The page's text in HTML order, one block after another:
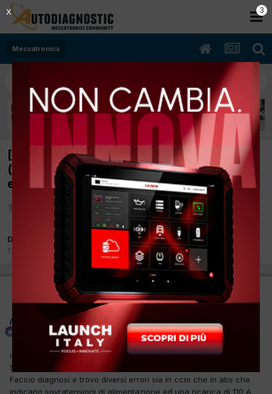
Meccatronica
[PT CRUISER 02/2003 2148cc 664
(Mercedes) 89Kw Diesel] sovratensione,
errori: P0620, P1511, 27 (ABS)
Da badwork
13 Settembre 2012
Meccatronica
Moderatore
badwork
Inviato13 Settembre 2012
il cliente passa lunedì lamentando spia trac control (ASR) accesa.
Salendo mi accorgo che lampeggia anche quella dell'alternatore.
Faccio diagnosi e trovo diversi errori sia in ccm che in abs che
indicano sovratensioni di alimentazione ed una ricarica di 110 A.
2
X